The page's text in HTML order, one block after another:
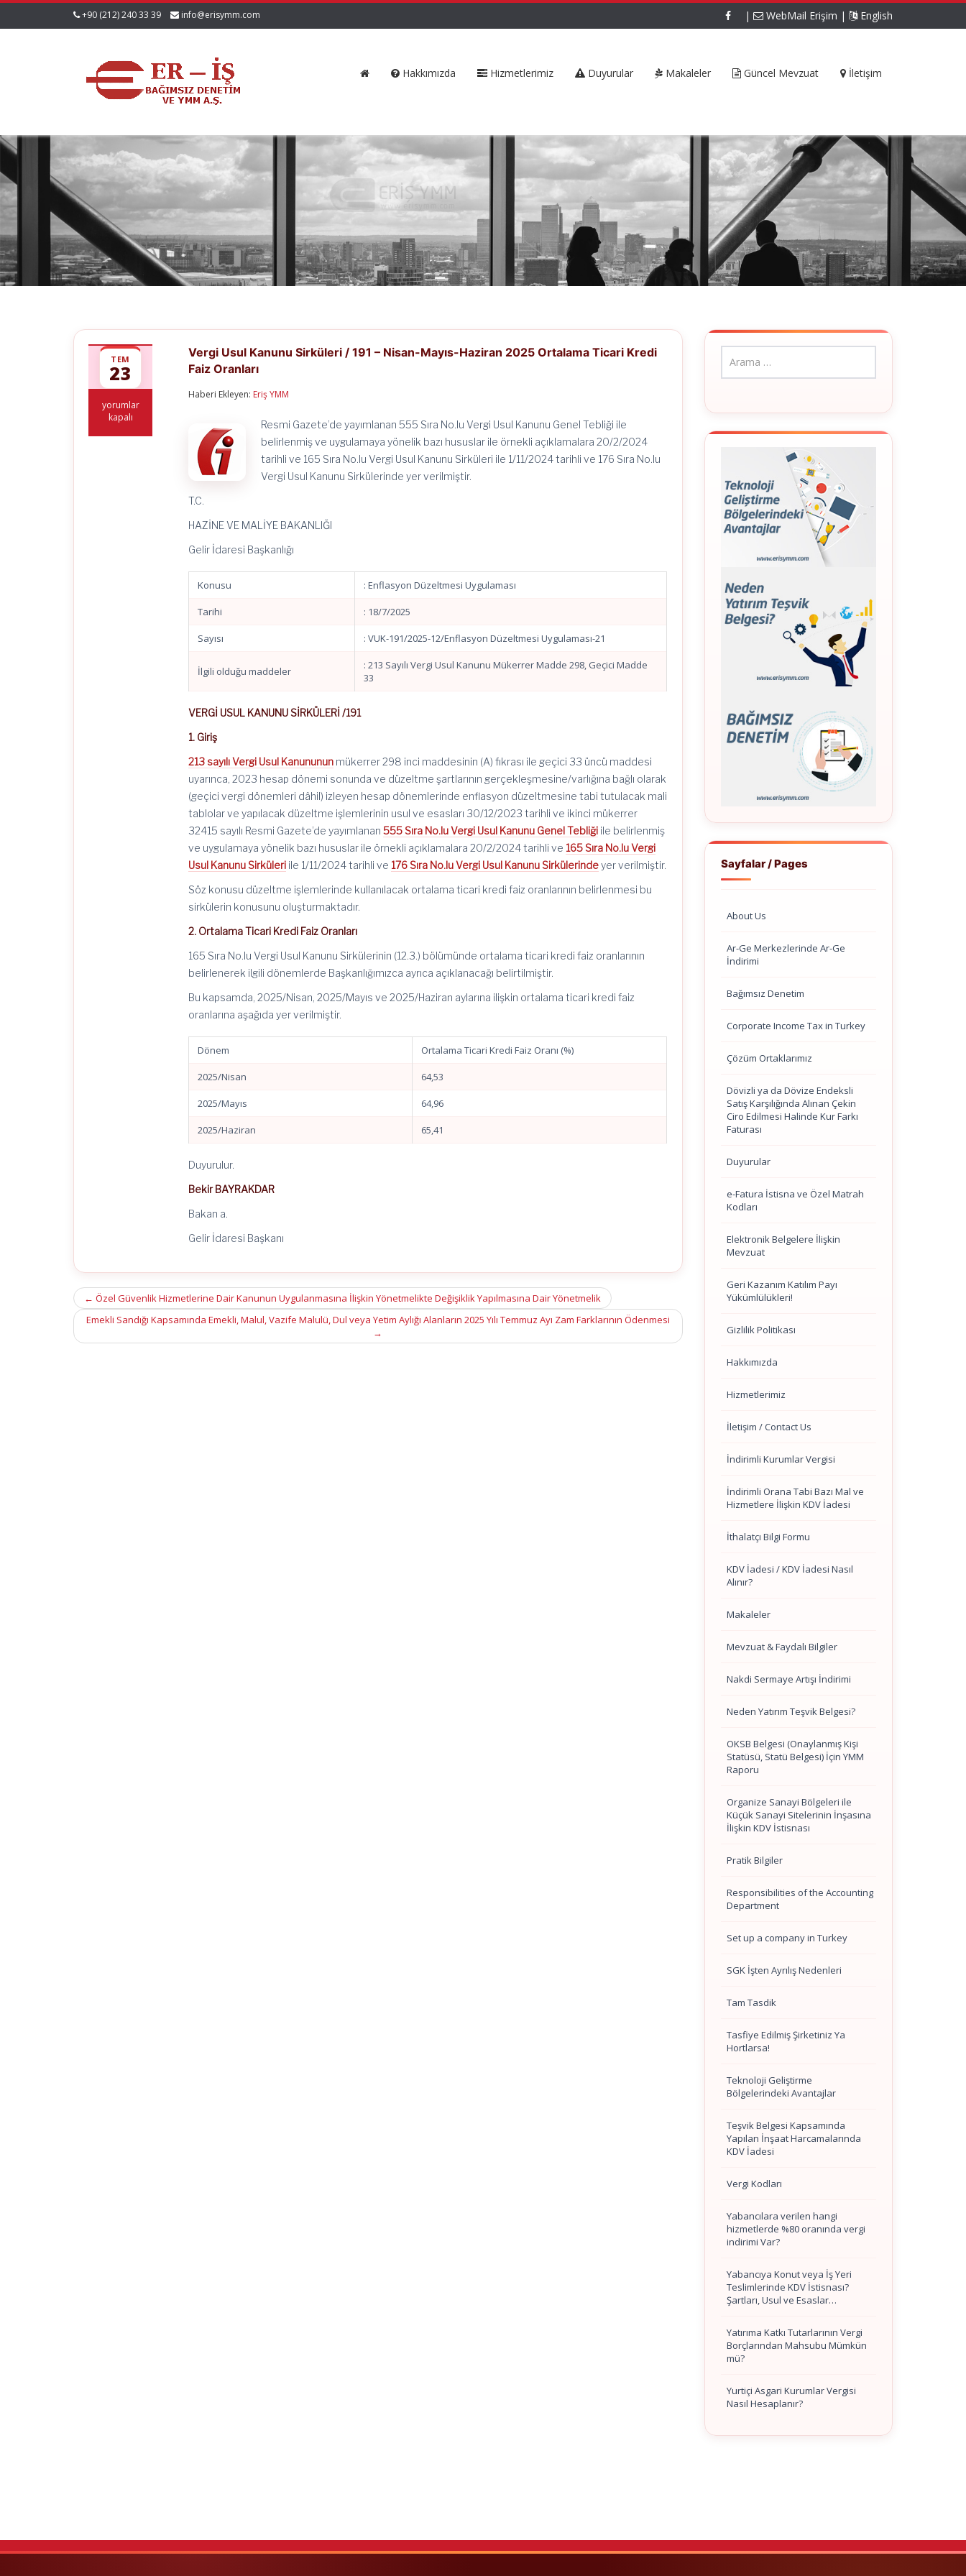
+90 (212) 240 33 39 info@erisymm.com | WebMail Erişim | English
Hakkımızda Hizmetlerimiz Duyurular Makaleler Güncel Mevzuat İletişim
TEM
23
Vergi
Usul
yorumlar
kapalı
Vergi Usul Kanunu Sirküleri / 191 – Nisan-Mayıs-Haziran 2025 Ortalama Ticari Kredi
Faiz Oranları
Haberi Ekleyen: Eriş YMM
Resmi Gazete’de yayımlanan 555 Sıra No.lu Vergi Usul Kanunu Genel Tebliği ile
belirlenmiş ve uygulamaya yönelik bazı hususlar ile örnekli açıklamalara 20/2/2024
tarihli ve 165 Sıra No.lu Vergi Usul Kanunu Sirküleri ile 1/11/2024 tarihli ve 176 Sıra No.lu
Vergi Usul Kanunu Sirkülerinde yer verilmiştir.
T.C.
HAZİNE VE MALİYE BAKANLIĞI
Gelir İdaresi Başkanlığı
Konusu : Enflasyon Düzeltmesi Uygulaması
Tarihi : 18/7/2025
Sayısı : VUK-191/2025-12/Enflasyon Düzeltmesi Uygulaması-21
İlgili olduğu maddeler
: 213 Sayılı Vergi Usul Kanunu Mükerrer Madde 298, Geçici Madde
33
VERGİ USUL KANUNU SİRKÜLERİ /191
1. Giriş
213 sayılı Vergi Usul Kanununun mükerrer 298 inci maddesinin (A) fıkrası ile geçici 33 üncü maddesi
uyarınca, 2023 hesap dönemi sonunda ve düzeltme şartlarının gerçekleşmesine/varlığına bağlı olarak
(geçici vergi dönemleri dâhil) izleyen hesap dönemlerinde enflasyon düzeltmesine tabi tutulacak mali
tablolar ve yapılacak düzeltme işlemlerinin usul ve esasları 30/12/2023 tarihli ve ikinci mükerrer
32415 sayılı Resmi Gazete’de yayımlanan555 Sıra No.lu Vergi Usul Kanunu Genel Tebliği ile belirlenmiş
ve uygulamaya yönelik bazı hususlar ile örnekli açıklamalara 20/2/2024 tarihli ve 165 Sıra No.lu Vergi
Usul Kanunu Sirküleri ile 1/11/2024 tarihli ve 176 Sıra No.lu Vergi Usul Kanunu Sirkülerindeyer verilmiştir.
Söz konusu düzeltme işlemlerinde kullanılacak ortalama ticari kredi faiz oranlarının belirlenmesi bu
sirkülerin konusunu oluşturmaktadır.
2. Ortalama Ticari Kredi Faiz Oranları
165 Sıra No.lu Vergi Usul Kanunu Sirkülerinin (12.3.) bölümünde ortalama ticari kredi faiz oranlarının
belirlenerek ilgili dönemlerde Başkanlığımızca ayrıca açıklanacağı belirtilmiştir.
Bu kapsamda, 2025/Nisan, 2025/Mayıs ve 2025/Haziran aylarına ilişkin ortalama ticari kredi faiz
oranlarına aşağıda yer verilmiştir.
Dönem Ortalama Ticari Kredi Faiz Oranı (%)
2025/Nisan 64,53
2025/Mayıs 64,96
2025/Haziran 65,41
Duyurulur.
Bekir BAYRAKDAR
Bakan a.
Gelir İdaresi Başkanı
Post
navigation
← Özel Güvenlik Hizmetlerine Dair Kanunun Uygulanmasına İlişkin Yönetmelikte Değişiklik Yapılmasına Dair Yönetmelik
Emekli Sandığı Kapsamında Emekli, Malul, Vazife Malulü, Dul veya Yetim Aylığı Alanların 2025 Yılı Temmuz Ayı Zam Farklarının Ödenmesi
→
Sayfalar / Pages
About Us
Ar-Ge Merkezlerinde Ar-Ge
İndirimi
Bağımsız Denetim
Corporate Income Tax in Turkey
Çözüm Ortaklarımız
Dövizli ya da Dövize Endeksli
Satış Karşılığında Alınan Çekin
Ciro Edilmesi Halinde Kur Farkı
Faturası
Duyurular
e-Fatura İstisna ve Özel Matrah
Kodları
Elektronik Belgelere İlişkin
Mevzuat
Geri Kazanım Katılım Payı
Yükümlülükleri!
Gizlilik Politikası
Hakkımızda
Hizmetlerimiz
İletişim / Contact Us
İndirimli Kurumlar Vergisi
İndirimli Orana Tabi Bazı Mal ve
Hizmetlere İlişkin KDV İadesi
İthalatçı Bilgi Formu
KDV İadesi / KDV İadesi Nasıl
Alınır?
Makaleler
Mevzuat & Faydalı Bilgiler
Nakdi Sermaye Artışı İndirimi
Neden Yatırım Teşvik Belgesi?
OKSB Belgesi (Onaylanmış Kişi
Statüsü, Statü Belgesi) İçin YMM
Raporu
Organize Sanayi Bölgeleri ile
Küçük Sanayi Sitelerinin İnşasına
İlişkin KDV İstisnası
Pratik Bilgiler
Responsibilities of the Accounting
Department
Set up a company in Turkey
SGK İşten Ayrılış Nedenleri
Tam Tasdik
Tasfiye Edilmiş Şirketiniz Ya
Hortlarsa!
Teknoloji Geliştirme
Bölgelerindeki Avantajlar
Teşvik Belgesi Kapsamında
Yapılan İnşaat Harcamalarında
KDV İadesi
Vergi Kodları
Yabancılara verilen hangi
hizmetlerde %80 oranında vergi
indirimi Var?
Yabancıya Konut veya İş Yeri
Teslimlerinde KDV İstisnası?
Şartları, Usul ve Esaslar…
Yatırıma Katkı Tutarlarının Vergi
Borçlarından Mahsubu Mümkün
mü?
Yurtiçi Asgari Kurumlar Vergisi
Nasıl Hesaplanır?